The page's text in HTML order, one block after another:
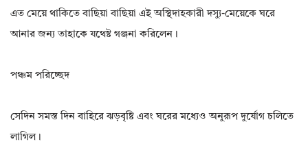
এত মেয়ে থাকিতে বাছিয়া বাছিয়া এই অস্থিদাহকারী দস্যু-মেয়েকে ঘরে
আনার জন্য তাহাকে যথেষ্ট গঞ্জনা করিলেন।
পঞ্চম পরিচ্ছেদ
সেদিন সমস্ত দিন বাহিরে ঝড়বৃষ্টি এবং ঘরের মধ্যেও অনুরূপ দুর্যোগ চলিতে
লাগিল।